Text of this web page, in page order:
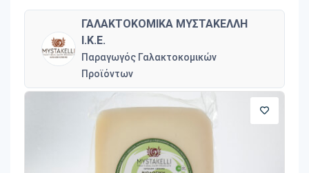
ΓΑΛΑΚΤΟΚΟΜΙΚΑ ΜΥΣΤΑΚΕΛΛΗ
Ι.Κ.Ε.
Παραγωγός Γαλακτοκομικών
Προϊόντων